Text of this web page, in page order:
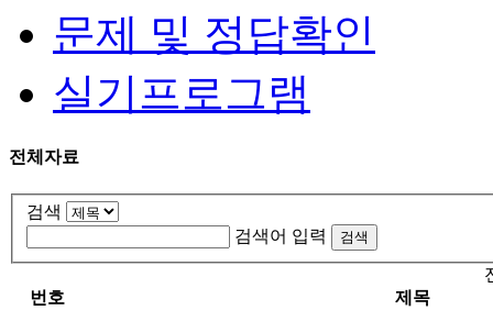
문제 및 정답확인
실기프로그램
전체자료
검색
검색어 입력
번호
제목